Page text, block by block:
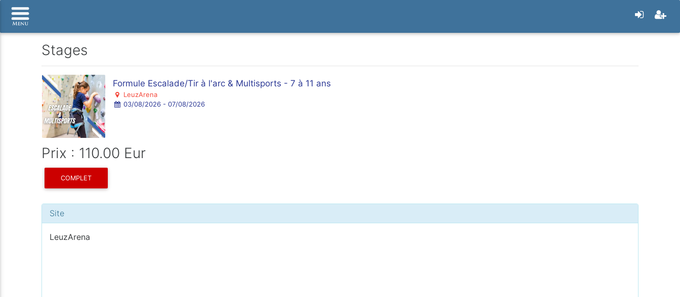
Stages
Formule Escalade/Tir à l'arc & Multisports - 7 à 11 ans
LeuzArena
03/08/2026 - 07/08/2026
Prix : 110.00 Eur
COMPLET
Site
LeuzArena